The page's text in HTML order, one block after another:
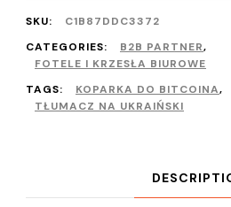
SKU:
C1B87DDC3372
CATEGORIES:
B2B PARTNER,
FOTELE I KRZESŁA BIUROWE
TAGS:
KOPARKA DO BITCOINA,
TŁUMACZ NA UKRAIŃSKI